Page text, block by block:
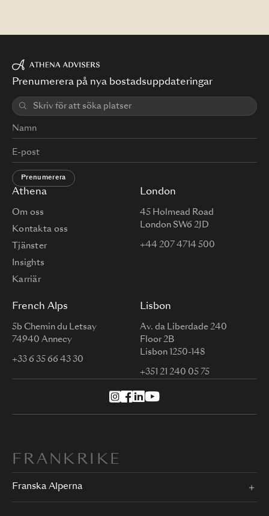
Athena
Om oss
Kontakta oss
Tjänster
Insights
Karriär
London
45 Holmead Road
London SW6 2JD
+44 207 4714 500
French Alps
5b Chemin du Letsay
74940 Annecy
+33 6 35 66 43 30
Lisbon
Av. da Liberdade 240
Floor 2B
Lisbon 1250-148
+351 21 240 05 75
Prenumerera på nya bostadsuppdateringar
Prenumerera
FRANKRIKE
Franska Alperna